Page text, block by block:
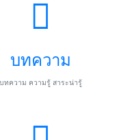
บทความ
บทความ ความรู้ สาระน่ารู้